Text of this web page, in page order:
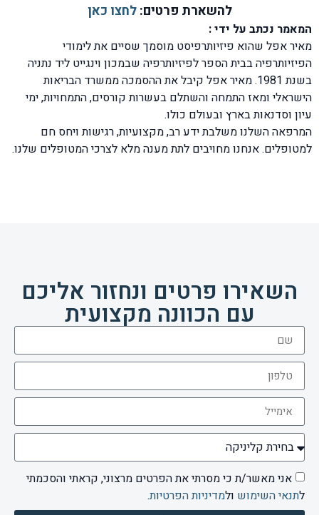
להשארת פרטים:לחצו כאן
המאמר נכתב על ידי :
מאיר אפל שהוא פיזיותרפיסט מוסמך שסיים את לימודי
הפיזיותרפיה בבית הספר לפיזיותרפיה שבמכון וינגייט ליד נתניה
בשנת 1981. מאיר אפל קיבל את ההסמכה ממשרד הבריאות
הישראלי ומאז התמחה והשתלם בעשרות קורסים, התמחויות, ימי
עיון וסדנאות בארץ ובעולם כולו.
המרפאה השלנו משלבת ידע רב, מקצועיות, רגישות ויחס חם
למטופלים. אנחנו מחויבים לתת מענה מלא לצרכי המטופלים שלנו.
השאירו פרטים ונחזור אליכם
עם הכוונה מקצועית
אני מאשר/ת כי מסרתי את הפרטים מרצוני, קראתי והסכמתי
לתנאי השימוש ולמדיניות הפרטיות.